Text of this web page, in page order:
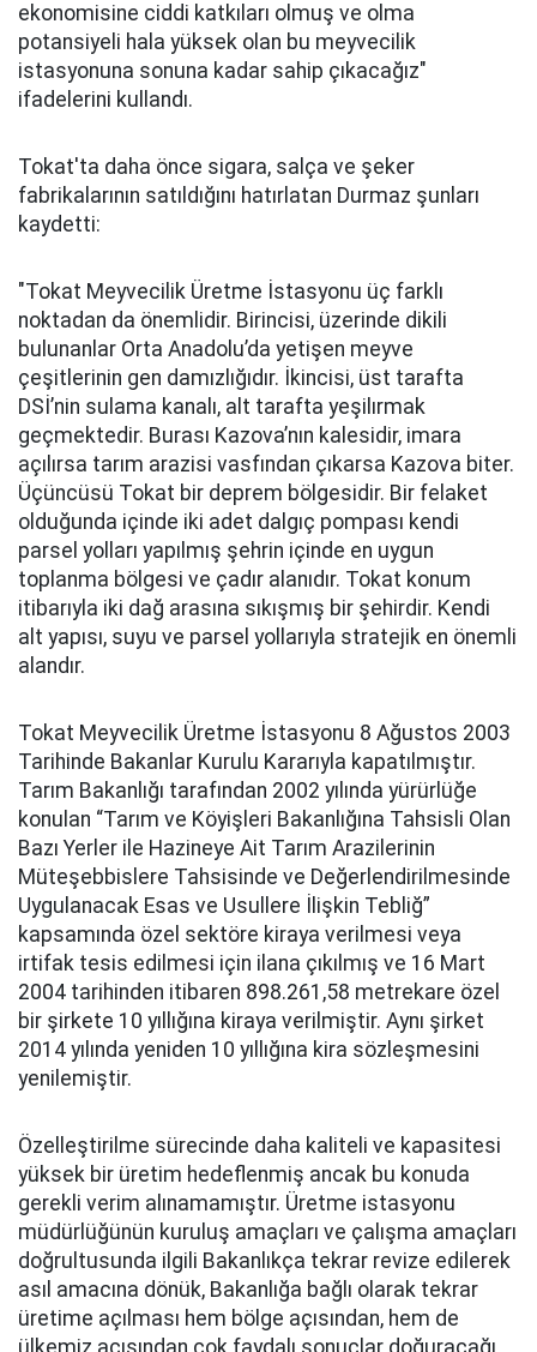
ekonomisine ciddi katkıları olmuş ve olma
potansiyeli hala yüksek olan bu meyvecilik
istasyonuna sonuna kadar sahip çıkacağız"
ifadelerini kullandı.
Tokat'ta daha önce sigara, salça ve şeker
fabrikalarının satıldığını hatırlatan Durmaz şunları
kaydetti:
"Tokat Meyvecilik Üretme İstasyonu üç farklı
noktadan da önemlidir. Birincisi, üzerinde dikili
bulunanlar Orta Anadolu’da yetişen meyve
çeşitlerinin gen damızlığıdır. İkincisi, üst tarafta
DSİ’nin sulama kanalı, alt tarafta yeşilırmak
geçmektedir. Burası Kazova’nın kalesidir, imara
açılırsa tarım arazisi vasfından çıkarsa Kazova biter.
Üçüncüsü Tokat bir deprem bölgesidir. Bir felaket
olduğunda içinde iki adet dalgıç pompası kendi
parsel yolları yapılmış şehrin içinde en uygun
toplanma bölgesi ve çadır alanıdır. Tokat konum
itibarıyla iki dağ arasına sıkışmış bir şehirdir. Kendi
alt yapısı, suyu ve parsel yollarıyla stratejik en önemli
alandır.
Tokat Meyvecilik Üretme İstasyonu 8 Ağustos 2003
Tarihinde Bakanlar Kurulu Kararıyla kapatılmıştır.
Tarım Bakanlığı tarafından 2002 yılında yürürlüğe
konulan “Tarım ve Köyişleri Bakanlığına Tahsisli Olan
Bazı Yerler ile Hazineye Ait Tarım Arazilerinin
Müteşebbislere Tahsisinde ve Değerlendirilmesinde
Uygulanacak Esas ve Usullere İlişkin Tebliğ”
kapsamında özel sektöre kiraya verilmesi veya
irtifak tesis edilmesi için ilana çıkılmış ve 16 Mart
2004 tarihinden itibaren 898.261,58 metrekare özel
bir şirkete 10 yıllığına kiraya verilmiştir. Aynı şirket
2014 yılında yeniden 10 yıllığına kira sözleşmesini
yenilemiştir.
Özelleştirilme sürecinde daha kaliteli ve kapasitesi
yüksek bir üretim hedeflenmiş ancak bu konuda
gerekli verim alınamamıştır. Üretme istasyonu
müdürlüğünün kuruluş amaçları ve çalışma amaçları
doğrultusunda ilgili Bakanlıkça tekrar revize edilerek
asıl amacına dönük, Bakanlığa bağlı olarak tekrar
üretime açılması hem bölge açısından, hem de
ülkemiz açısından çok faydalı sonuçlar doğuracağı